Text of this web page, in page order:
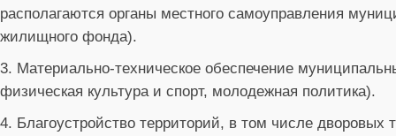
располагаются органы местного самоуправления
жилищного фонда).
3. Материально-техническое обеспечение
физическая культура и спорт, молодежная политика).
4. Благоустройство территорий, в том числе дворовых